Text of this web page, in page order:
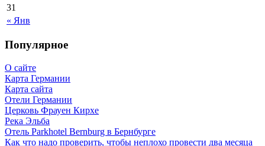
« Янв
31
Популярное
О сайте
Карта Германии
Карта сайта
Отели Германии
Церковь Фрауен Кирхе
Река Эльба
Отель Parkhotel Bernburg в Бернбурге
Как что надо проверить, чтобы неплохо провести два месяца